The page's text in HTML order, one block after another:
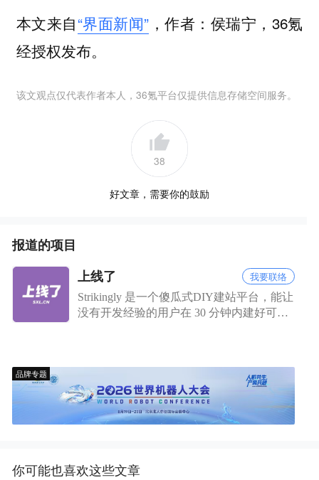
本文来自“界面新闻” ，作者：侯瑞宁，36氪
经授权发布。
该文观点仅代表作者本人，36氪平台仅提供信息存储空间服务。
38
好文章，需要你的鼓励
报道的项目
上线了 我要联络
Strikingly 是一个傻瓜式DIY建站平台，能让
没有开发经验的用户在 30 分钟内建好可自
网站的中小型企业提供一站式服务。
品牌专题
你可能也喜欢这些文章